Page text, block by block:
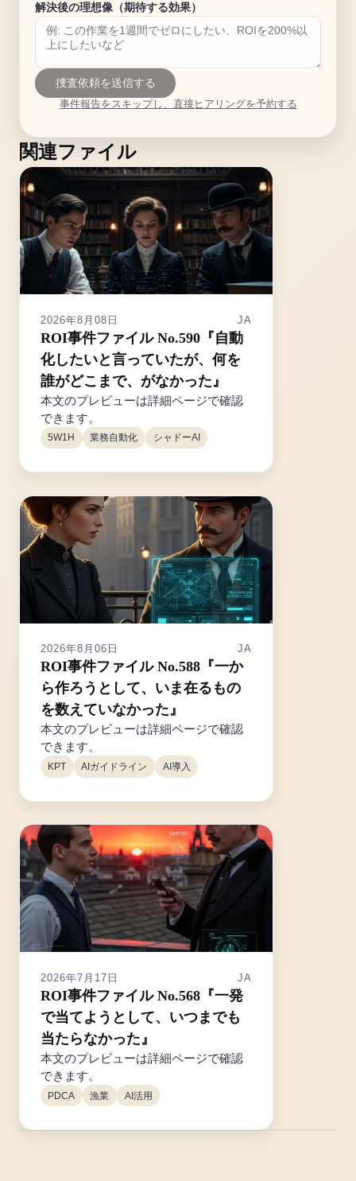
解決後の理想像（期待する効果）
捜査依頼を送信する
事件報告をスキップし、直接ヒアリングを予約する
関連ファイル
2026年8月08日 JA
ROI事件ファイル No.590『自動
化したいと言っていたが、何を
誰がどこまで、がなかった』
本文のプレビューは詳細ページで確認
できます。
5W1H 業務自動化 シャドーAI
2026年8月06日 JA
ROI事件ファイル No.588『一か
ら作ろうとして、いま在るもの
を数えていなかった』
本文のプレビューは詳細ページで確認
できます。
KPT AIガイドライン AI導入
2026年7月17日 JA
ROI事件ファイル No.568『一発
で当てようとして、いつまでも
当たらなかった』
本文のプレビューは詳細ページで確認
できます。
PDCA 漁業 AI活用